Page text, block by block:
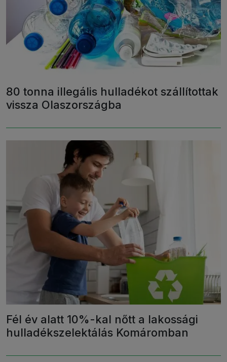
80 tonna illegális hulladékot szállítottak
vissza Olaszországba
Fél év alatt 10%-kal nőtt a lakossági
hulladékszelektálás Komáromban